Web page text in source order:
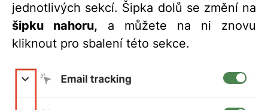
jednotlivých sekcí. Šipka dolů se změní na
šipku nahoru, a můžete na ni znovu
kliknout pro sbalení této sekce.